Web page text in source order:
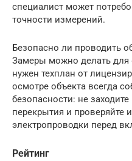
специалист может
точности измерений.
Безопасно ли проводить
Замеры можно делать для
нужен техплан от
осмотре объекта всегда
безопасности: не
перекрытия и проверяйте
электропроводки перед
Рейтинг